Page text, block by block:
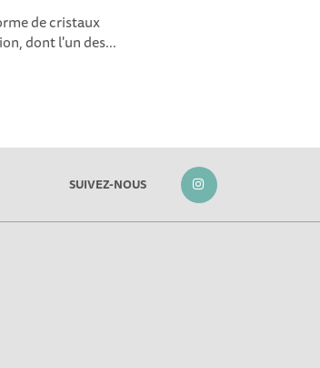
de cristaux
dont l'un des...
SUIVEZ-NOUS